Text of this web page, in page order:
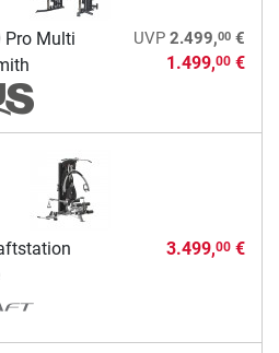
Pro Multi
UVP 2.499,00€
1.499,00€
3.499,00€